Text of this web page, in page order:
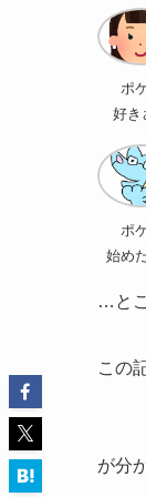
ポ
好き
ポ
始め
…と
この
が分